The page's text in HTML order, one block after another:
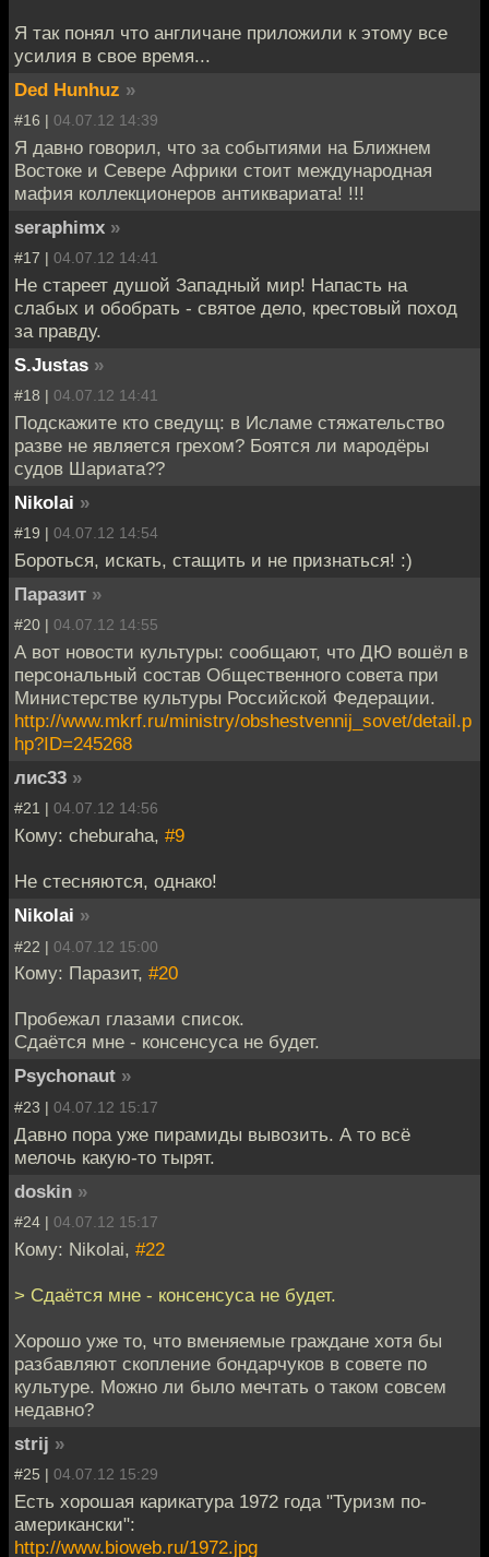
Я так понял что англичане приложили к этому все
усилия в свое время...
Ded Hunhuz »
#16 | 04.07.12 14:39
Я давно говорил, что за событиями на Ближнем
Востоке и Севере Африки стоит международная
мафия коллекционеров антиквариата! !!!
seraphimx »
#17 | 04.07.12 14:41
Не стареет душой Западный мир! Напасть на
слабых и обобрать - святое дело, крестовый поход
за правду.
S.Justas »
#18 | 04.07.12 14:41
Подскажите кто сведущ: в Исламе стяжательство
разве не является грехом? Боятся ли мародёры
судов Шариата??
Nikolai »
#19 | 04.07.12 14:54
Бороться, искать, стащить и не признаться! :)
Паразит »
#20 | 04.07.12 14:55
А вот новости культуры: сообщают, что ДЮ вошёл в
персональный состав Общественного совета при
Министерстве культуры Российской Федерации.
http://www.mkrf.ru/ministry/obshestvennij_sovet/detail.p
hp?ID=245268
лис33 »
#21 | 04.07.12 14:56
Кому: cheburaha, #9
Не стесняются, однако!
Nikolai »
#22 | 04.07.12 15:00
Кому: Паразит, #20
Пробежал глазами список.
Сдаётся мне - консенсуса не будет.
Psychonaut »
#23 | 04.07.12 15:17
Давно пора уже пирамиды вывозить. А то всё
мелочь какую-то тырят.
doskin »
#24 | 04.07.12 15:17
Кому: Nikolai, #22
> Сдаётся мне - консенсуса не будет.
Хорошо уже то, что вменяемые граждане хотя бы
разбавляют скопление бондарчуков в совете по
культуре. Можно ли было мечтать о таком совсем
недавно?
strij »
#25 | 04.07.12 15:29
Есть хорошая карикатура 1972 года "Туризм по-
американски":
http://www.bioweb.ru/1972.jpg